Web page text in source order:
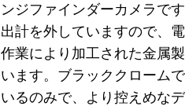
ンジファインダーカメラで
出計を外していますので、
作業により加工された金属
います。ブラッククローム
いるのみで、より控えめな